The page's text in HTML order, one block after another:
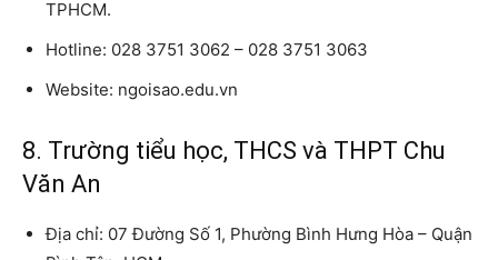
TPHCM.
Hotline: 028 3751 3062 – 028 3751 3063
Website: ngoisao.edu.vn
8. Trường tiểu học, THCS và THPT Chu
Văn An
Địa chỉ: 07 Đường Số 1, Phường Bình Hưng Hòa – Quận